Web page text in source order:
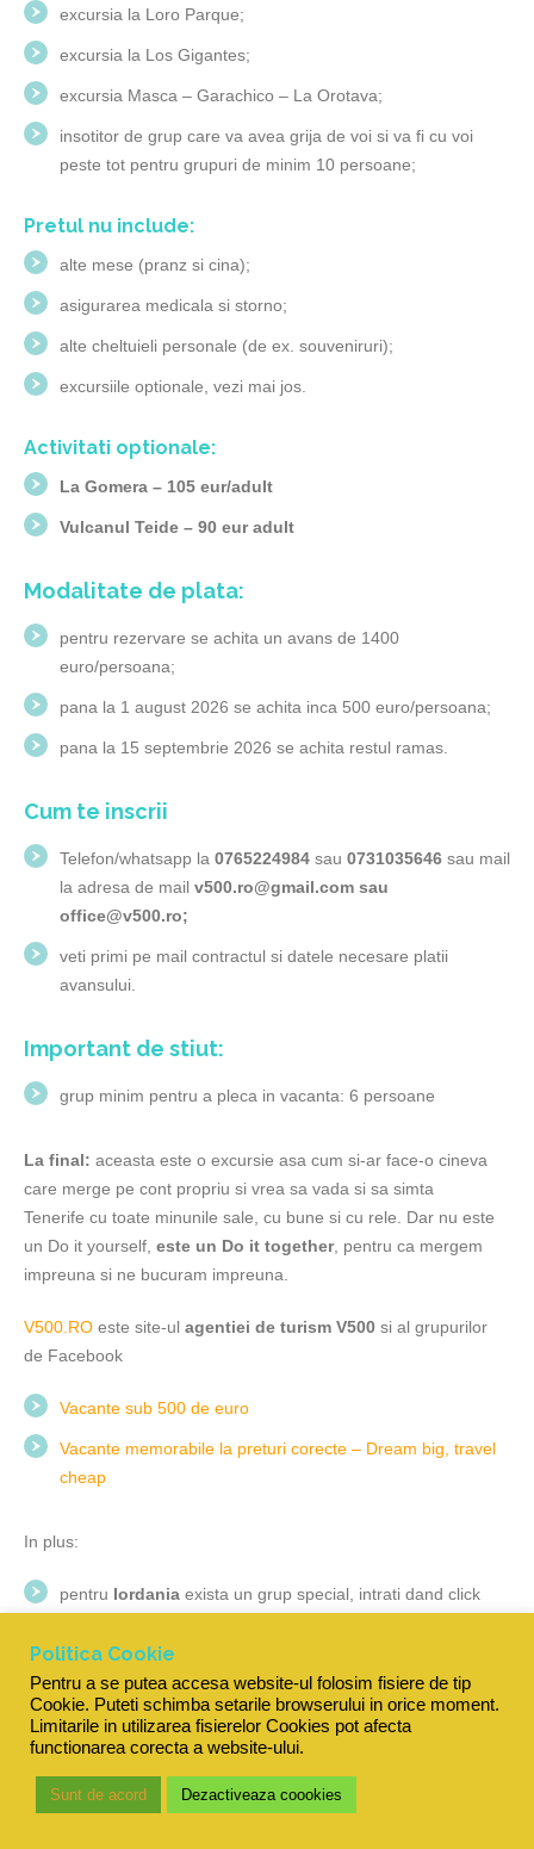
excursia la Loro Parque;
excursia la Los Gigantes;
excursia Masca – Garachico – La Orotava;
insotitor de grup care va avea grija de voi si va fi cu voi
peste tot pentru grupuri de minim 10 persoane;
Pretul nu include:
alte mese (pranz si cina);
asigurarea medicala si storno;
alte cheltuieli personale (de ex. souveniruri);
excursiile optionale, vezi mai jos.
Activitati optionale:
La Gomera – 105 eur/adult
Vulcanul Teide – 90 eur adult
Modalitate de plata:
pentru rezervare se achita un avans de 1400
euro/persoana;
pana la 1 august 2026 se achita inca 500 euro/persoana;
pana la 15 septembrie 2026 se achita restul ramas.
Cum te inscrii
Telefon/whatsapp la 0765224984 sau 0731035646 sau mail
la adresa de mail v500.ro@gmail.com sau
office@v500.ro;
veti primi pe mail contractul si datele necesare platii
avansului.
Important de stiut:
grup minim pentru a pleca in vacanta: 6 persoane
La final: aceasta este o excursie asa cum si-ar face-o cineva
care merge pe cont propriu si vrea sa vada si sa simta
Tenerife cu toate minunile sale, cu bune si cu rele. Dar nu este
un Do it yourself, este un Do it together, pentru ca mergem
impreuna si ne bucuram impreuna.
V500.RO este site-ul agentiei de turism V500 si al grupurilor
de Facebook
Vacante sub 500 de euro
Vacante memorabile la preturi corecte – Dream big, travel
cheap
In plus:
pentru Iordania exista un grup special, intrati dand click
pentruDubaiexista un grup special, intrati dand click
pentruSeychellesexista un grup special, intrati dand click
AICI;
pentruDisneylandexista un grup special, intrati dand click
AICI;
Politica Cookie
Pentru a se putea accesa website-ul folosim fisiere de tip
Cookie. Puteti schimba setarile browserului in orice moment.
Limitarile in utilizarea fisierelor Cookies pot afecta
functionarea corecta a website-ului.
Sunt de acord Dezactiveaza coookies